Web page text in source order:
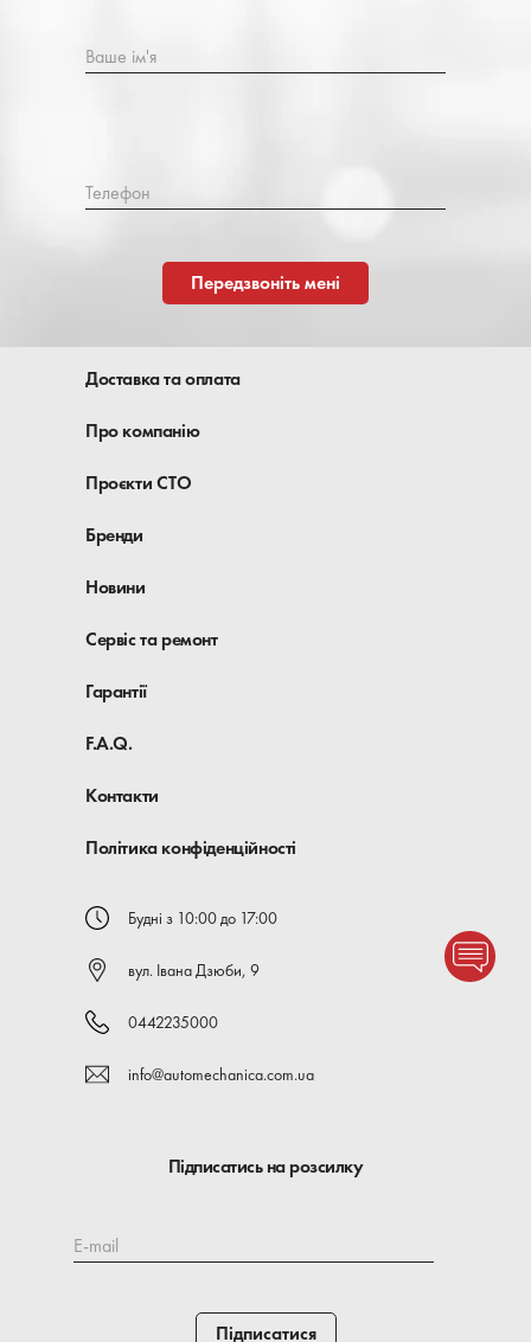
Ваше ім'я
Телефон
Передзвоніть мені
Доставка та оплата
Про компанію
Проєкти СТО
Бренди
Новини
Сервіс та ремонт
Гарантії
F.A.Q.
Контакти
Політика конфіденційності
Будні з 10:00 до 17:00
вул. Івана Дзюби, 9
0442235000
info@automechanica.com.ua
Підписатись на розсилку
E-mail
Підписатися